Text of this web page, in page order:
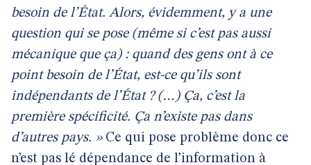
besoin de l’État. Alors, évidemment, y a une
question qui se pose (même si c’est pas aussi
mécanique que ça) : quand des gens ont à ce
point besoin de l’État, est-ce qu’ils sont
indépendants de l’État ? (…) Ça, c’est la
première spécificité. Ça n’existe pas dans
d’autres pays. » Ce qui pose problème donc ce
n’est pas lé dépendance de l’information à